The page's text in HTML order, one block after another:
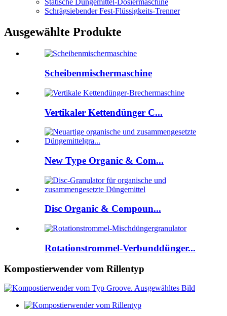
Schrägsiebender Fest-Flüssigkeits-Trenner
Ausgewählte Produkte
Scheibenmischermaschine
Vertikaler Kettendünger C...
New Type Organic & Com...
Disc Organic & Compoun...
Rotationstrommel-Verbunddünger...
Kompostierwender vom Rillentyp